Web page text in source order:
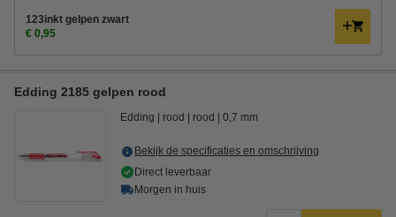
123inkt gelpen zwart
€ 0,95
Edding 2185 gelpen rood
Edding rood rood 0,7 mm
Bekijk de specificaties en omschrijving
Direct leverbaar
Morgen in huis